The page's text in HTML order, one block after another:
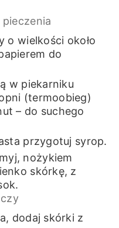
pieczenia
o wielkości około
do
w piekarniku
(termoobieg)
– do suchego
przygotuj syrop.
nożykiem
skórkę, z
dodaj skórki z